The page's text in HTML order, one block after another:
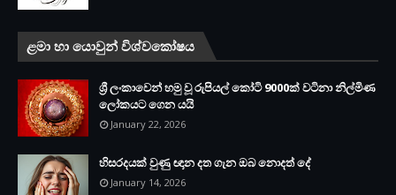
ළමා හා යොවුන් විශ්වකෝෂය
ශ්‍රී ලංකාවෙන් හමු වූ රුපියල් කෝටි 9000ක් වටිනා නිල්මිණ
ලෝකයට ගෙන යයි
January 22, 2026
හිසරදයක් වුණු ඥාන දත ගැන ඔබ නොදත් දේ
January 14, 2026